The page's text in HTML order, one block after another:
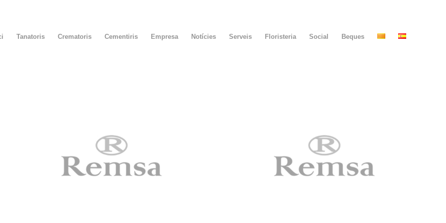
Tanatoris Crematoris Cementiris Empresa Notícies Serveis Floristeria Social Beques